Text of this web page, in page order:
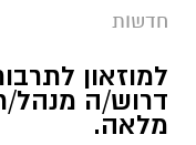
חדשות
למוזאון
דרוש/ה
מלאה.